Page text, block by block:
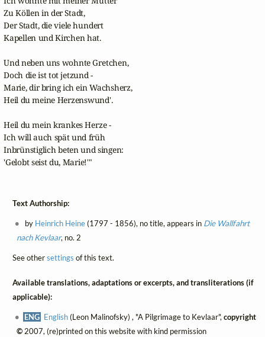
Zu Köllen in der Stadt,
Der Stadt, die viele hundert
Kapellen und Kirchen hat.
Und neben uns wohnte Gretchen,
Doch die ist tot jetzund -
Marie, dir bring ich ein Wachsherz,
Heil du meine Herzenswund'.
Heil du mein krankes Herze -
Ich will auch spät und früh
Inbrünstiglich beten und singen:
'Gelobt seist du, Marie!'"
Text Authorship:
by Heinrich Heine(1797 - 1856), no title, appears in Die Wallfahrt
nach Kevlaar, no. 2
See othersettings of this text.
Available translations, adaptations or excerpts, and transliterations (if
applicable):
ENG English(Leon Malinofsky) , "A Pilgrimage to Kevlaar", copyright
©2007, (re)printed on this website with kind permission